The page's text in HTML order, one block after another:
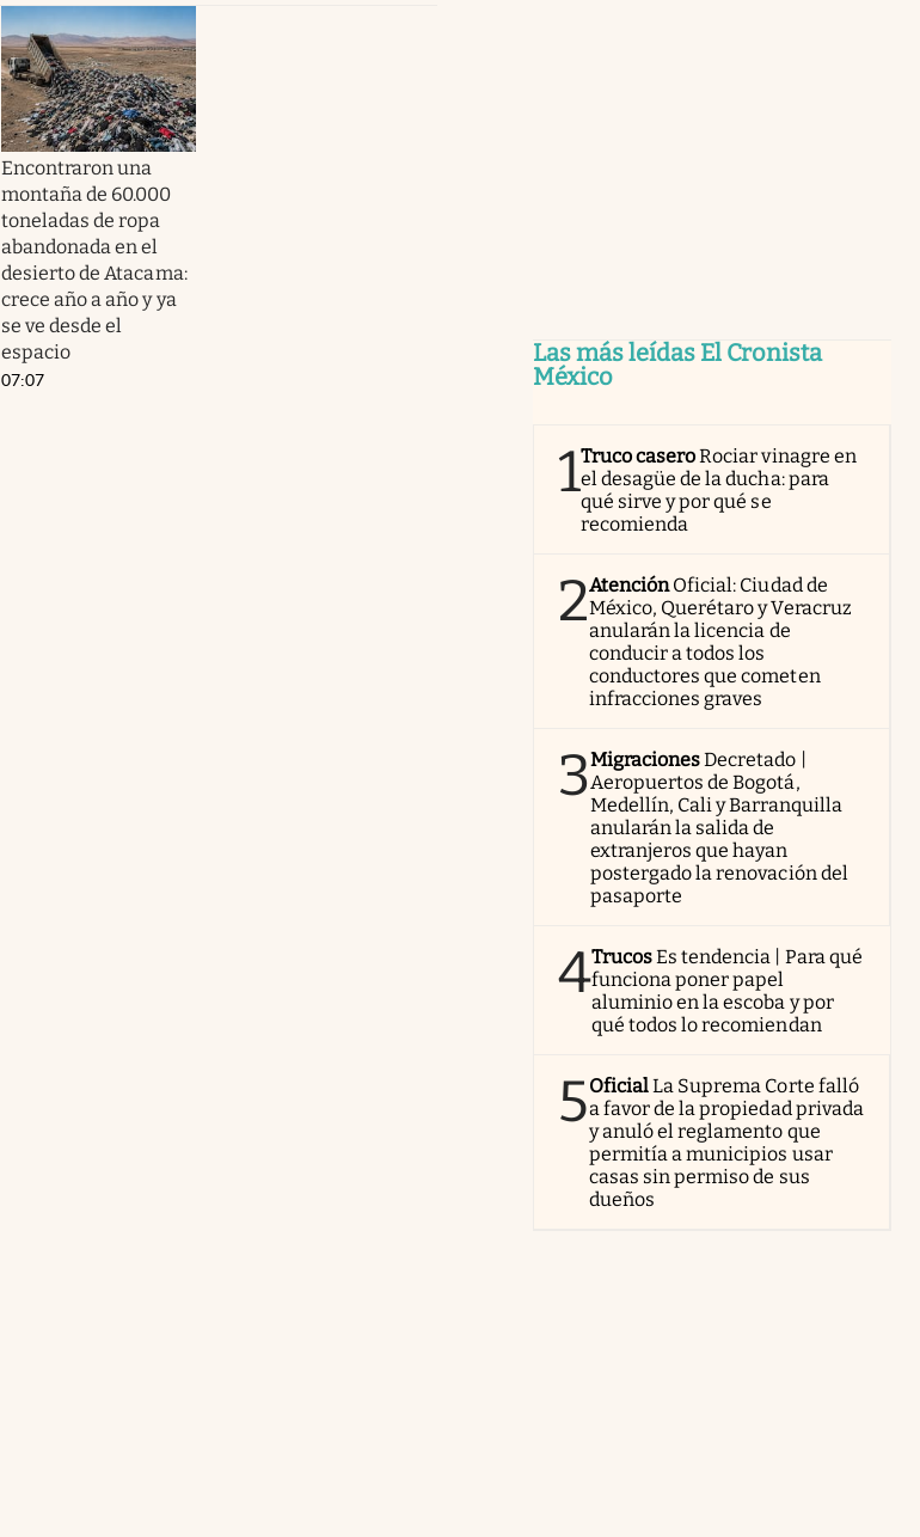
Encontraron una
montaña de 60.000
toneladas de ropa
abandonada en el
desierto de Atacama:
crece año a año y ya
se ve desde el
espacio
07:07
Las más leídas El Cronista
México
1Truco caseroRociar vinagre en
el desagüe de la ducha: para
qué sirve y por qué se
recomienda
2AtenciónOficial: Ciudad de
México, Querétaro y Veracruz
anularán la licencia de
conducir a todos los
conductores que cometen
infracciones graves
3MigracionesDecretado |
Aeropuertos de Bogotá,
Medellín, Cali y Barranquilla
anularán la salida de
extranjeros que hayan
postergado la renovación del
pasaporte
4TrucosEs tendencia | Para qué
funciona poner papel
aluminio en la escoba y por
qué todos lo recomiendan
5OficialLa Suprema Corte falló
a favor de la propiedad privada
y anuló el reglamento que
permitía a municipios usar
casas sin permiso de sus
dueños